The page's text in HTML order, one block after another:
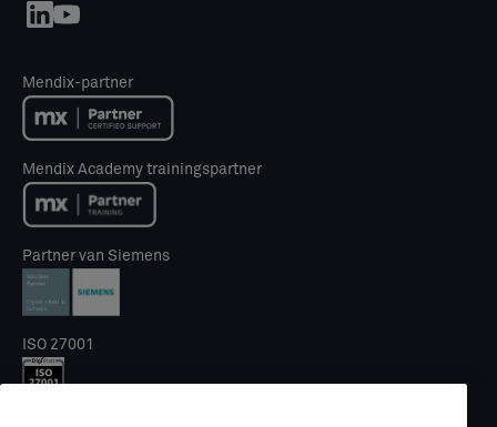
Mendix-partner
Mendix Academy trainingspartner
Partner van Siemens
ISO 27001